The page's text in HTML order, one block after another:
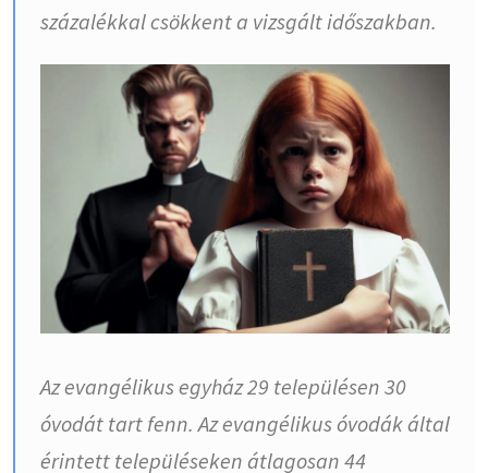
százalékkal csökkent a vizsgált időszakban.
Az evangélikus egyház 29 településen 30
óvodát tart fenn. Az evangélikus óvodák által
érintett településeken átlagosan 44